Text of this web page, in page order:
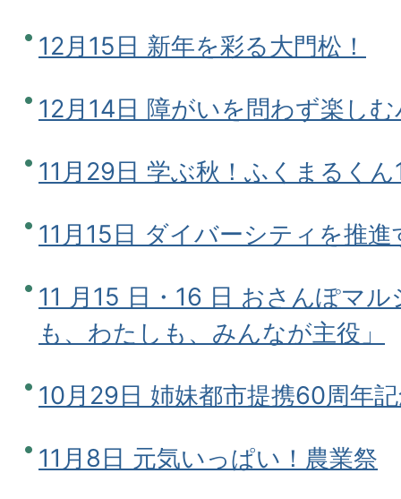
12月15日 新年を彩る大門松！
12月14日 障がいを問わず楽し
11月29日 学ぶ秋！ふくまるく
11月15日 ダイバーシティを推
11 月15 日・16 日 おさんぽマ
も、わたしも、みんなが主役」
10月29日 姉妹都市提携60周年
11月8日 元気いっぱい！農業祭